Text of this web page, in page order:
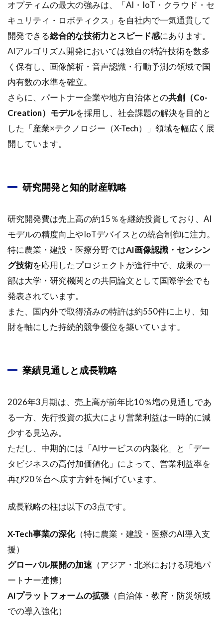
オプティムの最大の強みは、「AI・IoT・クラウド・セ
キュリティ・ロボティクス」を自社内で一気通貫して
開発できる総合的な技術力とスピード感にあります。
AIアルゴリズム開発においては独自の特許技術を数多
く保有し、画像解析・音声認識・行動予測の領域で国
内有数の水準を確立。
さらに、パートナー企業や地方自治体との共創（Co-
Creation）モデルを採用し、社会課題の解決を目的と
した「産業×テクノロジー（X-Tech）」領域を幅広く展
開しています。
研究開発と知的財産戦略
研究開発費は売上高の約15％を継続投資しており、AI
モデルの精度向上やIoTデバイスとの統合制御に注力。
特に農業・建設・医療分野ではAI画像認識・センシン
グ技術を応用したプロジェクトが進行中で、成果の一
部は大学・研究機関との共同論文として国際学会でも
発表されています。
また、国内外で取得済みの特許は約550件に上り、知
財を軸にした持続的競争優位を築いています。
業績見通しと成長戦略
2026年3月期は、売上高が前年比10％増の見通しであ
る一方、先行投資の拡大により営業利益は一時的に減
少する見込み。
ただし、中期的には「AIサービスの内製化」と「デー
タビジネスの高付加価値化」によって、営業利益率を
再び20％台へ戻す方針を掲げています。
成長戦略の柱は以下の3点です。
X-Tech事業の深化（特に農業・建設・医療のAI導入支
援）
グローバル展開の加速 （アジア・北米における現地パ
ートナー連携）
AIプラットフォームの拡張 （自治体・教育・防災領域
での導入強化）